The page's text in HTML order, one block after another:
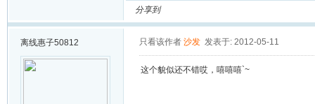
分享到
离线惠子50812 只看该作者 沙发 发表于: 2012-05-11
这个貌似还不错哎，嘻嘻嘻`~